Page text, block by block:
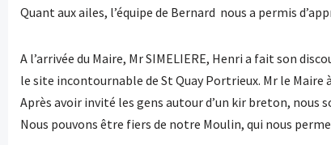
Quant aux ailes, l’équipe de Bernard nous a permis
A l’arrivée du Maire, Mr SIMELIERE, Henri a fait son
le site incontournable de St Quay Portrieux. Mr le
Après avoir invité les gens autour d’un kir breton, nous
Nous pouvons être fiers de notre Moulin, qui nous